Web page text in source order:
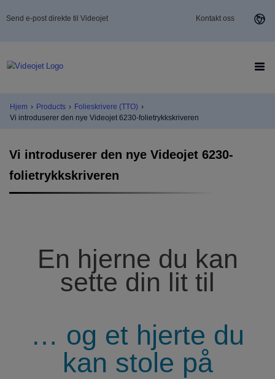
Send e-post direkte til Videojet Kontakt oss
Hjem › Products › Folieskrivere (TTO) ›
Vi introduserer den nye Videojet 6230-folietrykkskriveren
Vi introduserer den nye Videojet 6230-
folietrykkskriveren
En hjerne du kan
sette din lit til
… og et hjerte du
kan stole på